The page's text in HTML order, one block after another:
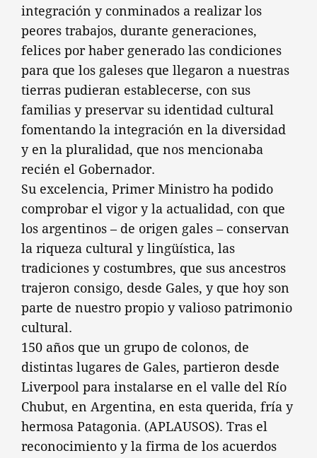
integración y conminados a realizar los
peores trabajos, durante generaciones,
felices por haber generado las condiciones
para que los galeses que llegaron a nuestras
tierras pudieran establecerse, con sus
familias y preservar su identidad cultural
fomentando la integración en la diversidad
y en la pluralidad, que nos mencionaba
recién el Gobernador.
Su excelencia, Primer Ministro ha podido
comprobar el vigor y la actualidad, con que
los argentinos – de origen gales – conservan
la riqueza cultural y lingüística, las
tradiciones y costumbres, que sus ancestros
trajeron consigo, desde Gales, y que hoy son
parte de nuestro propio y valioso patrimonio
cultural.
150 años que un grupo de colonos, de
distintas lugares de Gales, partieron desde
Liverpool para instalarse en el valle del Río
Chubut, en Argentina, en esta querida, fría y
hermosa Patagonia. (APLAUSOS). Tras el
reconocimiento y la firma de los acuerdos